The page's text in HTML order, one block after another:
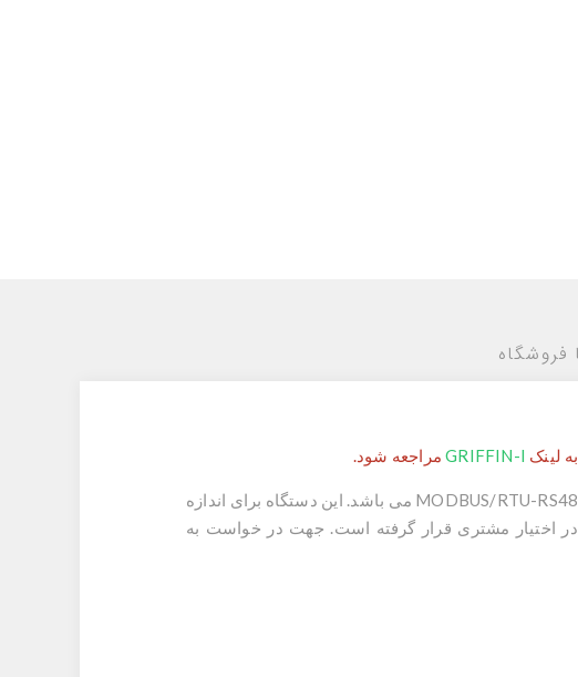
فروشگاه
GRIFFIN-Iمراجعه شود.
و دارای خروجی آنالوگ 4~20mA و پورت سریال MODBUS/RTU-RS485 می باشد. این دستگاه برای اندازه
اختیار مشتری قرار گرفته است. جهت در خواست به